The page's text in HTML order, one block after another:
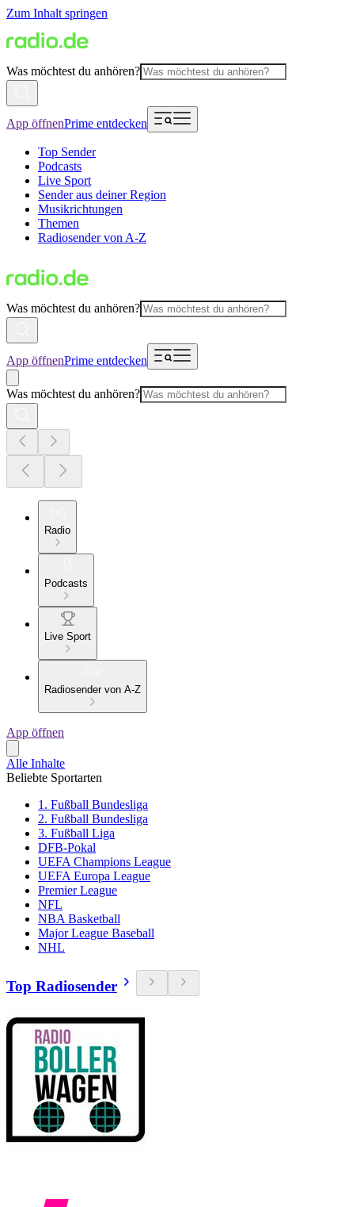
Zum Inhalt springen
Was möchtest du anhören?
App öffnenPrime entdecken
Top Sender
Podcasts
Live Sport
Sender aus deiner Region
Musikrichtungen
Themen
Radiosender von A-Z
Was möchtest du anhören?
App öffnenPrime entdecken
Was möchtest du anhören?
Radio
Podcasts
Live Sport
Radiosender von A-Z
App öffnen
Alle Inhalte
Beliebte Sportarten
1. Fußball Bundesliga
2. Fußball Bundesliga
3. Fußball Liga
DFB-Pokal
UEFA Champions League
UEFA Europa League
Premier League
NFL
NBA Basketball
Major League Baseball
NHL
Top Radiosender